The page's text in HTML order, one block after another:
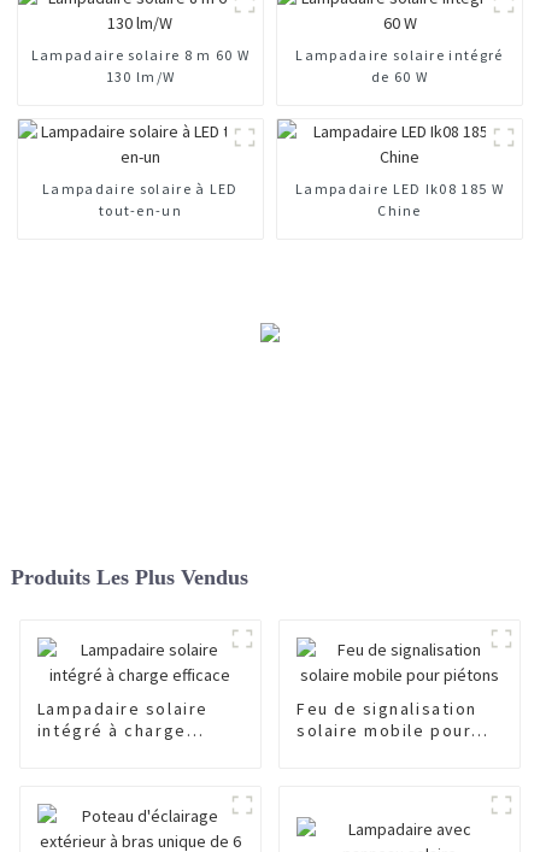
Lampadaire solaire 8 m 60 W
130 lm/W
Lampadaire solaire intégré
de 60 W
Lampadaire solaire à LED
tout-en-un
Lampadaire LED Ik08 185 W
Chine
Produits Les Plus Vendus
Lampadaire solaire
intégré à charge
Feu de signalisation
solaire mobile pour